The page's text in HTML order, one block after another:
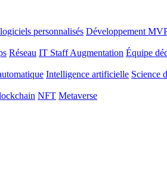
personnalisés Développement
Réseau IT Staff Augmentation Équipe
Intelligence artificielle Science
NFT Metaverse